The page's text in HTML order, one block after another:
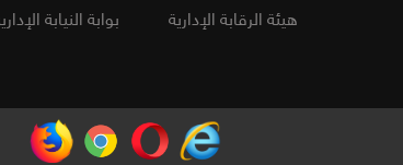
هيئة الرقابة الإدارية
بوابة النيابة